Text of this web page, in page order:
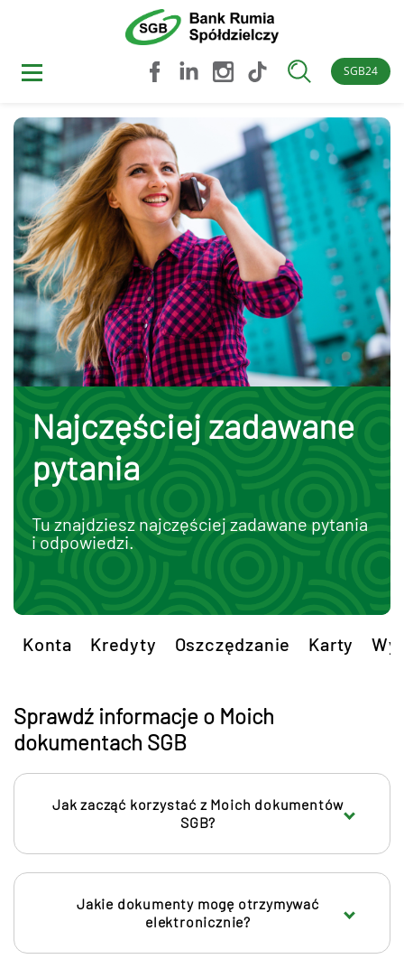
SGB24
Najczęściej zadawane
pytania
Tu znajdziesz najczęściej zadawane pytania
i odpowiedzi.
Konta Kredyty Oszczędzanie Karty
Sprawdź informacje o Moich
dokumentach SGB
Jak zacząć korzystać z Moich dokumentów
SGB?
Jakie dokumenty mogę otrzymywać
elektronicznie?